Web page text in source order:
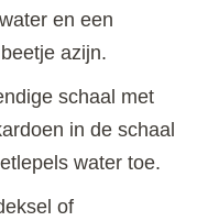
en een
azijn.
schaal met
in de schaal
water toe.
of